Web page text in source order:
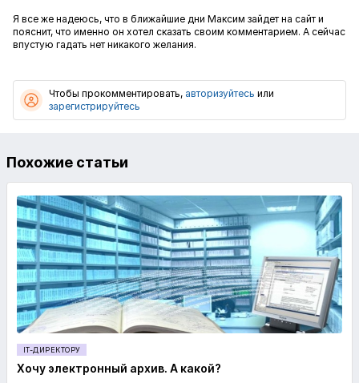
Я все же надеюсь, что в ближайшие дни Максим зайдет на сайт и
пояснит, что именно он хотел сказать своим комментарием. А сейчас
впустую гадать нет никакого желания.
Чтобы прокомментировать, авторизуйтесь или
зарегистрируйтесь
Похожие статьи
IT-ДИРЕКТОРУ
Хочу электронный архив. А какой?